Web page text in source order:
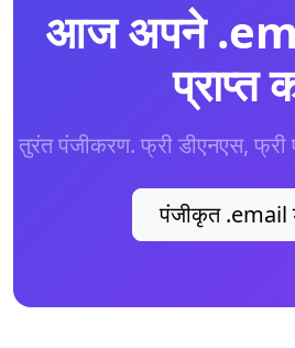
आज अपने
प्राप्त
तुरंत पंजीकरण. फ्री डीएनएस, फ्री
पंजीकृत .email